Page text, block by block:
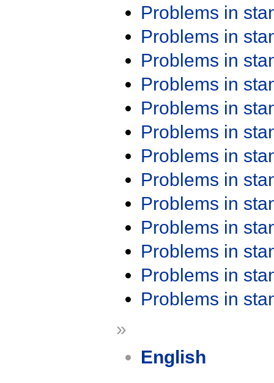
Problems in
Problems in
Problems in
Problems in
Problems in
Problems in
Problems in
Problems in
Problems in
Problems in
Problems in
Problems in
Problems in
»
English